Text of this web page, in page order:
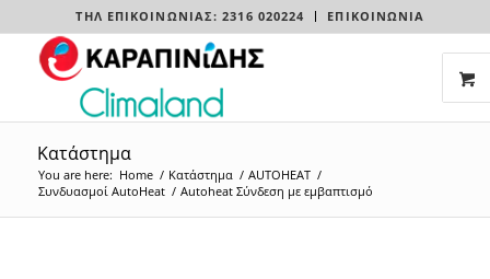
ΤΗΛ ΕΠΙΚΟΙΝΩΝΊΑΣ: 2316 020224 ΕΠΙΚΟΙΝΩΝΙΑ
Κατάστημα
You are here: Home / Κατάστημα / AUTOHEAT /
Συνδυασμοί AutoHeat / Autoheat Σύνδεση με εμβαπτισμό